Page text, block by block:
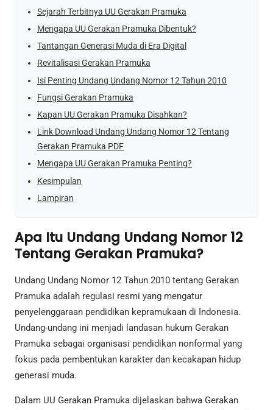
Sejarah Terbitnya UU Gerakan Pramuka
Mengapa UU Gerakan Pramuka Dibentuk?
Tantangan Generasi Muda di Era Digital
Revitalisasi Gerakan Pramuka
Isi Penting Undang Undang Nomor 12 Tahun 2010
Fungsi Gerakan Pramuka
Kapan UU Gerakan Pramuka Disahkan?
Link Download Undang Undang Nomor 12 Tentang
Gerakan Pramuka PDF
Mengapa UU Gerakan Pramuka Penting?
Kesimpulan
Lampiran
Apa Itu Undang Undang Nomor 12
Tentang Gerakan Pramuka?
Undang Undang Nomor 12 Tahun 2010 tentang Gerakan
Pramuka adalah regulasi resmi yang mengatur
penyelenggaraan pendidikan kepramukaan di Indonesia.
Undang-undang ini menjadi landasan hukum Gerakan
Pramuka sebagai organisasi pendidikan nonformal yang
fokus pada pembentukan karakter dan kecakapan hidup
generasi muda.
Dalam UU Gerakan Pramuka dijelaskan bahwa Gerakan